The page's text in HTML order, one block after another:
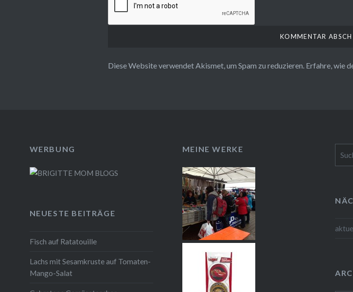
Diese Website verwendet Akismet, um Spam zu reduzieren. Erfahre, wie
WERBUNG MEINE WERKE
nach:
NEUESTE BEITRÄGE
Fisch auf Ratatouille
Lachs mit Sesamkruste auf Tomaten-
Mango-Salat